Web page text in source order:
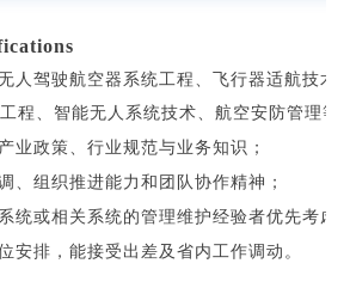
人驾驶航空器系统工程、飞行器适航技术
程、智能无人系统技术、航空安防管理等
业政策、行业规范与业务知识；
、组织推进能力和团队协作精神；
统或相关系统的管理维护经验者优先考虑
安排，能接受出差及省内工作调动。